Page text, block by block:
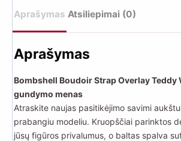
Aprašymas Atsiliepimai (0)
Aprašymas
Bombshell Boudoir Strap Overlay Teddy
gundymo menas
Atraskite naujas pasitikėjimo savimi
prabangiu modeliu. Kruopščiai parinktos
jūsų figūros privalumus, o baltas spalva